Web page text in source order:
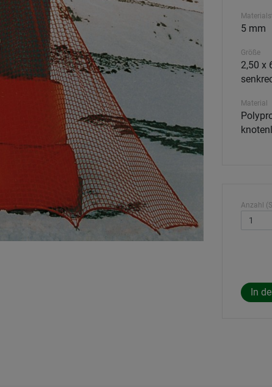
5 mm
Größe
2,50 x
Material
Anzahl